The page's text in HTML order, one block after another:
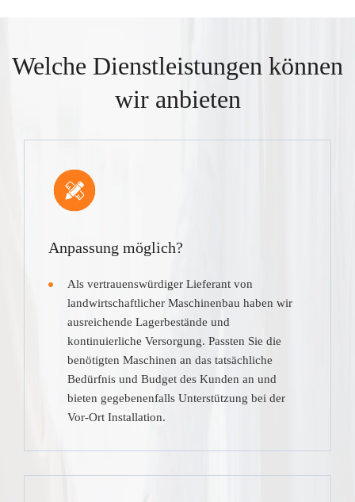
Welche Dienstleistungen können
wir anbieten
Anpassung möglich?
Als vertrauenswürdiger Lieferant von
landwirtschaftlicher Maschinenbau haben wir
ausreichende Lagerbestände und
kontinuierliche Versorgung. Passten Sie die
benötigten Maschinen an das tatsächliche
Bedürfnis und Budget des Kunden an und
bieten gegebenenfalls Unterstützung bei der
Vor-Ort Installation.